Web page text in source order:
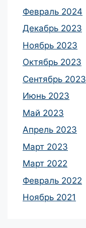
Февраль 2024
Декабрь 2023
Ноябрь 2023
Октябрь 2023
Сентябрь 2023
Июнь 2023
Май 2023
Апрель 2023
Март 2023
Март 2022
Февраль 2022
Ноябрь 2021